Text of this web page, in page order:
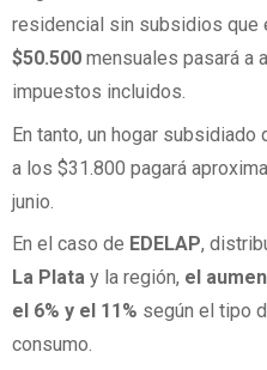
residencial sin subsidios que
$50.500 mensuales pasará a
impuestos incluidos.
En tanto, un hogar subsidiado
a los $31.800 pagará
junio.
En el caso de EDELAP,
La Plata y la región, el
el 6% y el 11% según el tipo
consumo.